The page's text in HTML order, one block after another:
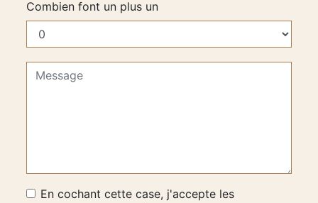
Combien font un plus un
En cochant cette case, j'accepte les